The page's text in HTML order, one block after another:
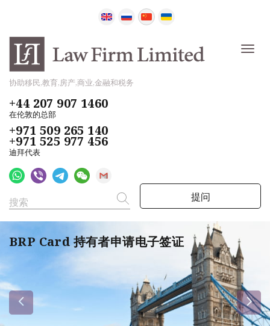
协助移民,教育,房产,商业,金融和税务
+44 207 907 1460
在伦敦的总部
+971 509 265 140
+971 525 977 456
迪拜代表
提问
BRP Card 持有者申请电子签证